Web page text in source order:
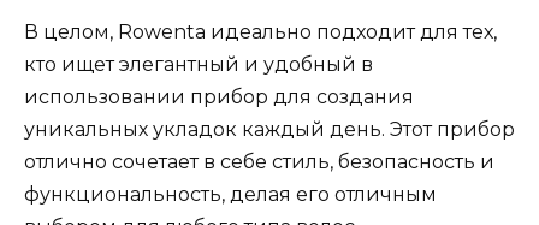
В целом, Rowenta идеально подходит для тех,
кто ищет элегантный и удобный в
использовании прибор для создания
уникальных укладок каждый день. Этот прибор
отлично сочетает в себе стиль, безопасность и
функциональность, делая его отличным